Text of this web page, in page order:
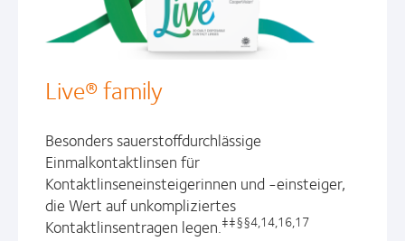
Live® family
Besonders sauerstoffdurchlässige
Einmalkontaktlinsen für
Kontaktlinseneinsteigerinnen und -einsteiger,
die Wert auf unkompliziertes
Kontaktlinsentragen legen.‡‡§§4,14,16,17